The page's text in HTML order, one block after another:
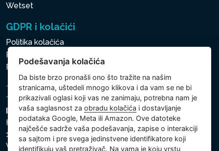
Wetset
GDPR i kolačići
Politika kolačića
Politika zaštite ličnih i drugih obrađivanih podataka
Podešavanja kolačića
Intex Trading, s.r.o.
Hradecká 2526/3
130 00 Praha 3
Vinohrady - Česká republika
Podešavanja kolačića
Da biste brzo pronašli ono što tražite na našim
stranicama, uštedeli mnogo klikova i da vam se ne bi
prikazivali oglasi koji vas ne zanimaju, potrebna nam je
vaša saglasnost zaobradu kolačića i dostavljanje
podataka Google, Meta ili Amazon. Ove datoteke
najčešće sadrže vaša podešavanja, zapise o interakciji
sa sajtom i pre svega jedinstvene identifikatore koji
identifikuju vaš pretraživač. Na vama je koju vrstu